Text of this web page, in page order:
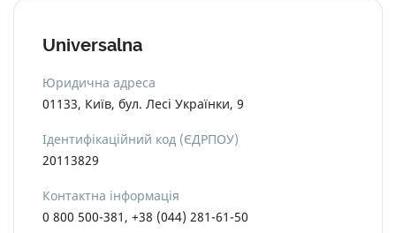
Universalna
Юридична адреса
01133, Київ, бул. Лесі Українки, 9
Ідентифікаційний код (ЄДРПОУ)
20113829
Контактна інформація
0 800 500-381, +38 (044) 281-61-50